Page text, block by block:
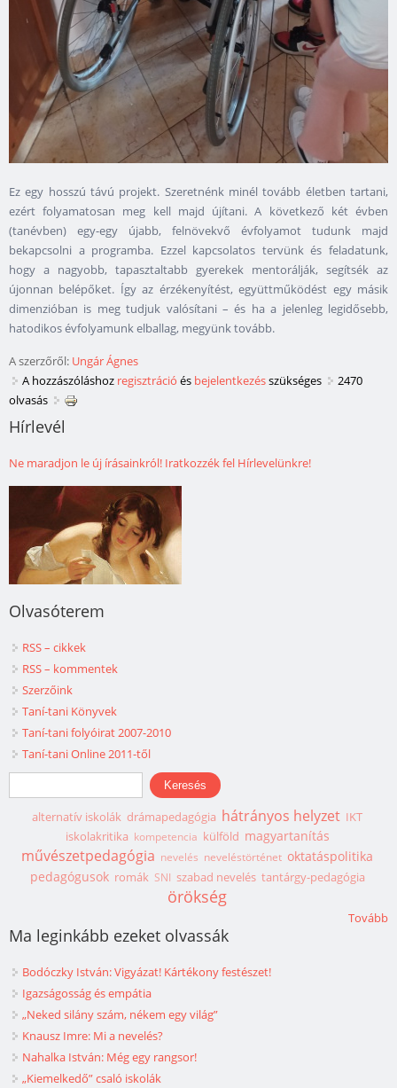
Ez egy hosszú távú projekt. Szeretnénk minél tovább életben tartani,
ezért folyamatosan meg kell majd újítani. A következő két évben
(tanévben) egy-egy újabb, felnövekvő évfolyamot tudunk majd
bekapcsolni a programba. Ezzel kapcsolatos tervünk és feladatunk,
hogy a nagyobb, tapasztaltabb gyerekek mentorálják, segítsék az
újonnan belépőket. Így az érzékenyítést, együttműködést egy másik
dimenzióban is meg tudjuk valósítani – és ha a jelenleg legidősebb,
hatodikos évfolyamunk elballag, megyünk tovább.
A szerzőről: Ungár Ágnes
A hozzászóláshoz regisztráció és bejelentkezésszükséges
2470
olvasás
Hírlevél
Ne maradjon le új írásainkról! Iratkozzék fel Hírlevelünkre!
Olvasóterem
RSS – cikkek
RSS – kommentek
Szerzőink
Taní-tani Könyvek
Taní-tani folyóirat 2007-2010
Taní-tani Online 2011-től
Keresés űrlap
Keresés
alternatív iskolák drámapedagógia hátrányos helyzet IKT
iskolakritika kompetencia külföld magyartanítás
művészetpedagógia nevelés neveléstörténet oktatáspolitika
pedagógusok romák SNI szabad nevelés tantárgy-pedagógia
örökség
Tovább
Ma leginkább ezeket olvassák
Bodóczky István: Vigyázat! Kártékony festészet!
Igazságosság és empátia
„Neked silány szám, nékem egy világ”
Knausz Imre: Mi a nevelés?
Nahalka István: Még egy rangsor!
„Kiemelkedő” csaló iskolák